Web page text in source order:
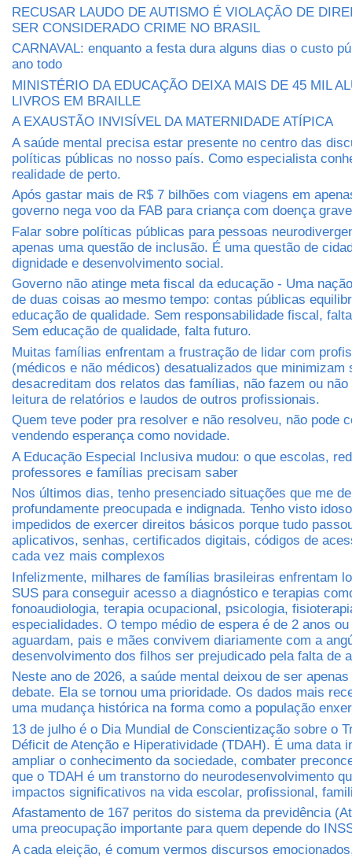
RECUSAR LAUDO DE AUTISMO É VIOLAÇÃO DE
SER CONSIDERADO CRIME NO BRASIL
CARNAVAL: enquanto a festa dura alguns dias o custo
ano todo
MINISTÉRIO DA EDUCAÇÃO DEIXA MAIS DE 45 MIL
LIVROS EM BRAILLE
A EXAUSTÃO INVISÍVEL DA MATERNIDADE ATÍPICA
A saúde mental precisa estar presente no centro das
políticas públicas no nosso país. Como especialista
realidade de perto.
Após gastar mais de R$ 7 bilhões com viagens em
governo nega voo da FAB para criança com doença grave
Falar sobre políticas públicas para pessoas
apenas uma questão de inclusão. É uma questão de
dignidade e desenvolvimento social.
Governo não atinge meta fiscal da educação - Uma
de duas coisas ao mesmo tempo: contas públicas
educação de qualidade. Sem responsabilidade fiscal,
Sem educação de qualidade, falta futuro.
Muitas famílias enfrentam a frustração de lidar com
(médicos e não médicos) desatualizados que minimizam
desacreditam dos relatos das famílias, não fazem ou
leitura de relatórios e laudos de outros profissionais.
Quem teve poder pra resolver e não resolveu, não pode
vendendo esperança como novidade.
A Educação Especial Inclusiva mudou: o que escolas,
professores e famílias precisam saber
Nos últimos dias, tenho presenciado situações que me
profundamente preocupada e indignada. Tenho visto
impedidos de exercer direitos básicos porque tudo
aplicativos, senhas, certificados digitais, códigos de
cada vez mais complexos
Infelizmente, milhares de famílias brasileiras enfrentam
SUS para conseguir acesso a diagnóstico e terapias
fonoaudiologia, terapia ocupacional, psicologia,
especialidades. O tempo médio de espera é de 2 anos
aguardam, pais e mães convivem diariamente com a
desenvolvimento dos filhos ser prejudicado pela falta de
Neste ano de 2026, a saúde mental deixou de ser
debate. Ela se tornou uma prioridade. Os dados mais
uma mudança histórica na forma como a população
13 de julho é o Dia Mundial de Conscientização sobre o
Déficit de Atenção e Hiperatividade (TDAH). É uma data
ampliar o conhecimento da sociedade, combater
que o TDAH é um transtorno do neurodesenvolvimento
impactos significativos na vida escolar, profissional,
Afastamento de 167 peritos do sistema da previdência
uma preocupação importante para quem depende do
A cada eleição, é comum vermos discursos